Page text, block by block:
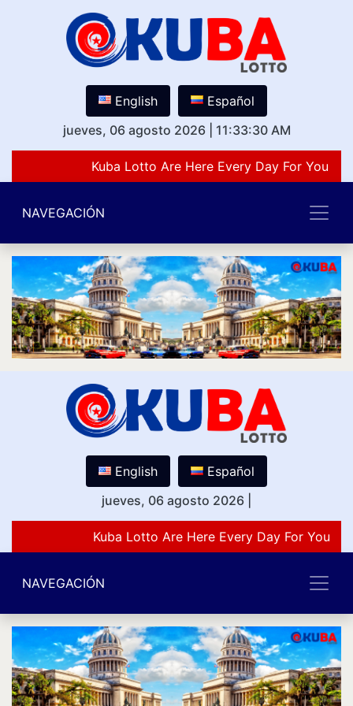
English
Español
jueves, 06 agosto 2026
11:33:30 AM
Kuba Lotto Are Here Every Day For You
NAVEGACIÓN
English
Español
jueves, 06 agosto 2026
Kuba Lotto Are Here Every Day For You
NAVEGACIÓN